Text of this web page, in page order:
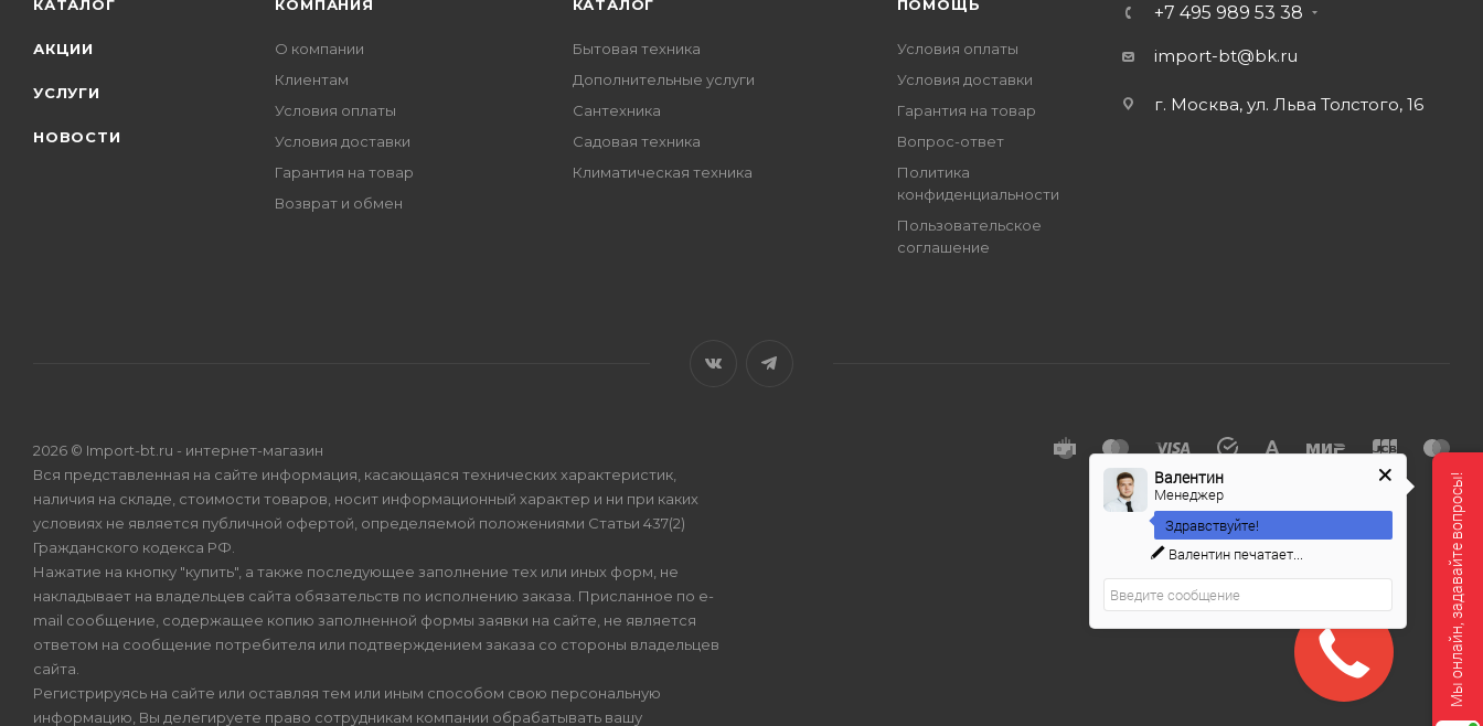
КАТАЛОГ
АКЦИИ
УСЛУГИ
НОВОСТИ
КОМПАНИЯ
О компании
Клиентам
Условия оплаты
Условия доставки
Гарантия на товар
Возврат и обмен
КАТАЛОГ
Бытовая техника
Дополнительные услуги
Сантехника
Садовая техника
Климатическая техника
ПОМОЩЬ
Условия оплаты
Условия доставки
Гарантия на товар
Вопрос-ответ
Политика
конфиденциальности
Пользовательское
соглашение
+7 495 989 53 38
import-bt@bk.ru
г. Москва, ул. Льва Толстого, 16
2026 © Import-bt.ru - интернет-магазин
Вся представленная на сайте информация, касающаяся технических характеристик,
наличия на складе, стоимости товаров, носит информационный характер и ни при каких
условиях не является публичной офертой, определяемой положениями Статьи 437(2)
Гражданского кодекса РФ.
Нажатие на кнопку "купить", а также последующее заполнение тех или иных форм, не
накладывает на владельцев сайта обязательств по исполнению заказа. Присланное по e-
mail сообщение, содержащее копию заполненной формы заявки на сайте, не является
ответом на сообщение потребителя или подтверждением заказа со стороны владельцев
сайта.
Регистрируясь на сайте или оставляя тем или иным способом свою персональную
информацию, Вы делегируете право сотрудникам компании обрабатывать вашу
Мы онлайн, задавайте вопросы!
Валентин
Менеджер
Здравствуйте!
Валентин печатает...